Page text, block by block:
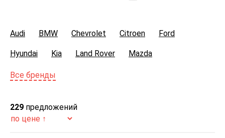
Audi BMW Chevrolet Citroen Ford
Hyundai Kia Land Rover Mazda
Mercedes-Benz
Toyota
Все бренды
229 предложений